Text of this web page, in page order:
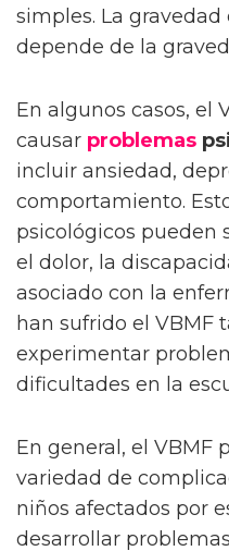
simples. La
depende de la
En algunos casos, el
causar problemas
incluir ansiedad,
comportamiento.
psicológicos pueden
el dolor, la
asociado con la
han sufrido el VBMF
experimentar
dificultades en la
En general, el VBMF
variedad de
niños afectados por
desarrollar